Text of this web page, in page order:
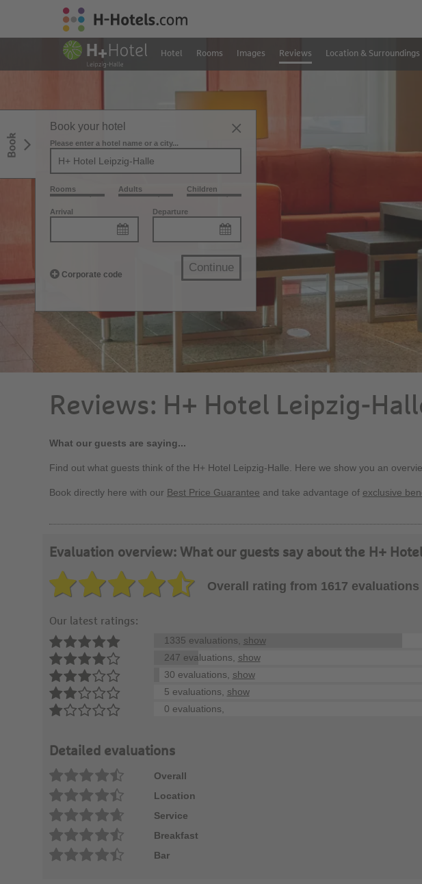
Hotel Rooms Images Reviews Location & Surroundings
Book
Book your hotel
Please enter a hotel name or a city...
Rooms Adults Children
Arrival Departure
Corporate code
Continue
Reviews: H+ Hotel Leipzig-
What our guests are saying...
Find out what guests think of the H+ Hotel Leipzig-Halle. Here we show you an
Book directly here with our Best Price Guarantee and take advantage of exclusive
Evaluation overview: What our guests say about the H+
Overall rating from 1617 evaluations
Our latest ratings:
1335 evaluations, show
247 evaluations, show
30 evaluations, show
5 evaluations, show
0 evaluations,
Detailed evaluations
Overall
Location
Service
Breakfast
Bar